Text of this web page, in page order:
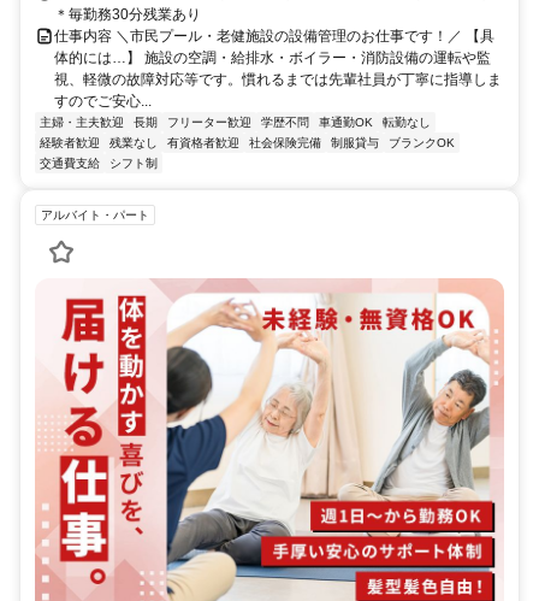
＊毎勤務30分残業あり
仕事内容 ＼市民プール・老健施設の設備管理のお仕事です！／ 【具
体的には…】 施設の空調・給排水・ボイラー・消防設備の運転や監
視、軽微の故障対応等です。慣れるまでは先輩社員が丁寧に指導しま
すのでご安心...
主婦・主夫歓迎 長期 フリーター歓迎 学歴不問 車通勤OK
転勤なし
経験者歓迎
残業なし 有資格者歓迎 社会保険完備 制服貸与
ブランクOK
交通費支給
シフト制
アルバイト・パート